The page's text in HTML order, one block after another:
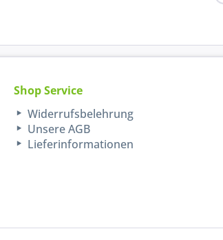
Shop Service
Widerrufsbelehrung
Unsere AGB
Lieferinformationen